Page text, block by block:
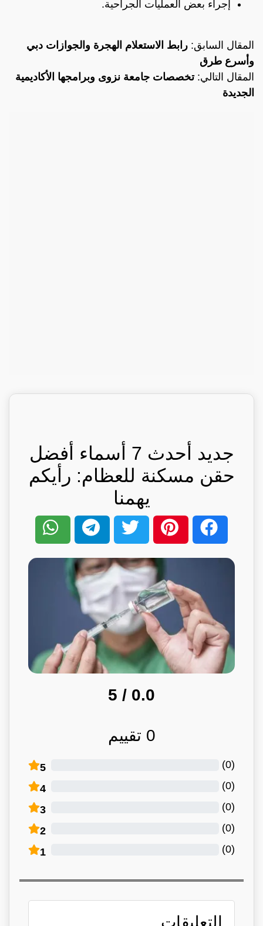
إجراء بعض العمليات الجراحية.
المقال السابق: رابط الاستعلام الهجرة والجوازات دبي
وأسرع طرق
المقال التالي:تخصصات جامعة نزوى وبرامجها الأكاديمية
الجديدة
جديد أحدث 7 أسماء أفضل
حقن مسكنة للعظام: رأيكم
يهمنا
0.0
/ 5
0 تقييم
5 (
0
)
4 (
0
)
3 (
0
)
2 (
0
)
1 (
0
)
التعليقات